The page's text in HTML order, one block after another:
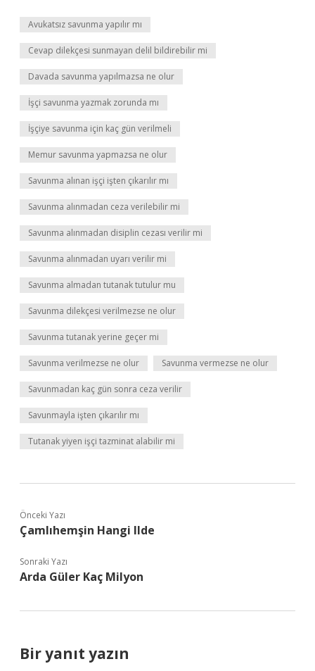
Avukatsız savunma yapılır mı
Cevap dilekçesi sunmayan delil bildirebilir mi
Davada savunma yapılmazsa ne olur
İşçi savunma yazmak zorunda mı
İşçiye savunma için kaç gün verilmeli
Memur savunma yapmazsa ne olur
Savunma alınan işçi işten çıkarılır mı
Savunma alınmadan ceza verilebilir mi
Savunma alınmadan disiplin cezası verilir mi
Savunma alınmadan uyarı verilir mi
Savunma almadan tutanak tutulur mu
Savunma dilekçesi verilmezse ne olur
Savunma tutanak yerine geçer mi
Savunma verilmezse ne olur Savunma vermezse ne olur
Savunmadan kaç gün sonra ceza verilir
Savunmayla işten çıkarılır mı
Tutanak yiyen işçi tazminat alabilir mi
Önceki Yazı
Çamlıhemşin Hangi Ilde
Sonraki Yazı
Arda Güler Kaç Milyon
Bir yanıt yazın